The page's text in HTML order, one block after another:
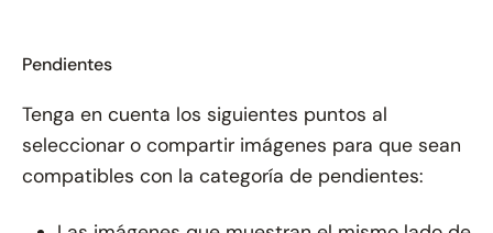
Pendientes
Tenga en cuenta los siguientes puntos al
seleccionar o compartir imágenes para que sean
compatibles con la categoría de pendientes: